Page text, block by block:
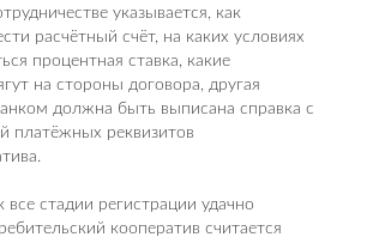
указывается, как
расчётный счёт, на каких условиях
процентная ставка, какие
на стороны договора, другая
должна быть выписана справка с
платёжных реквизитов
все стадии регистрации удачно
кооператив считается